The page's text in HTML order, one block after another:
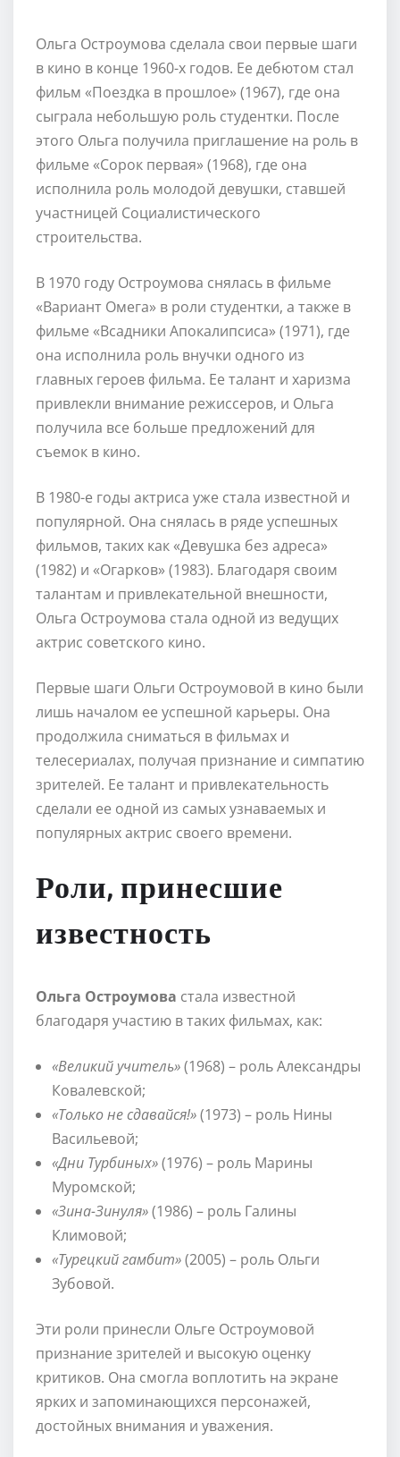
Ольга Остроумова сделала свои первые шаги
в кино в конце 1960-х годов. Ее дебютом стал
фильм «Поездка в прошлое» (1967), где она
сыграла небольшую роль студентки. После
этого Ольга получила приглашение на роль в
фильме «Сорок первая» (1968), где она
исполнила роль молодой девушки, ставшей
участницей Социалистического
строительства.
В 1970 году Остроумова снялась в фильме
«Вариант Омега» в роли студентки, а также в
фильме «Всадники Апокалипсиса» (1971), где
она исполнила роль внучки одного из
главных героев фильма. Ее талант и харизма
привлекли внимание режиссеров, и Ольга
получила все больше предложений для
съемок в кино.
В 1980-е годы актриса уже стала известной и
популярной. Она снялась в ряде успешных
фильмов, таких как «Девушка без адреса»
(1982) и «Огарков» (1983). Благодаря своим
талантам и привлекательной внешности,
Ольга Остроумова стала одной из ведущих
актрис советского кино.
Первые шаги Ольги Остроумовой в кино были
лишь началом ее успешной карьеры. Она
продолжила сниматься в фильмах и
телесериалах, получая признание и симпатию
зрителей. Ее талант и привлекательность
сделали ее одной из самых узнаваемых и
популярных актрис своего времени.
Роли, принесшие
известность
Ольга Остроумова стала известной
благодаря участию в таких фильмах, как:
«Великий учитель»(1968) – роль Александры
Ковалевской;
«Только не сдавайся!»(1973) – роль Нины
Васильевой;
«Дни Турбиных»(1976) – роль Марины
Муромской;
«Зина-Зинуля»(1986) – роль Галины
Климовой;
«Турецкий гамбит»(2005) – роль Ольги
Зубовой.
Эти роли принесли Ольге Остроумовой
признание зрителей и высокую оценку
критиков. Она смогла воплотить на экране
ярких и запоминающихся персонажей,
достойных внимания и уважения.